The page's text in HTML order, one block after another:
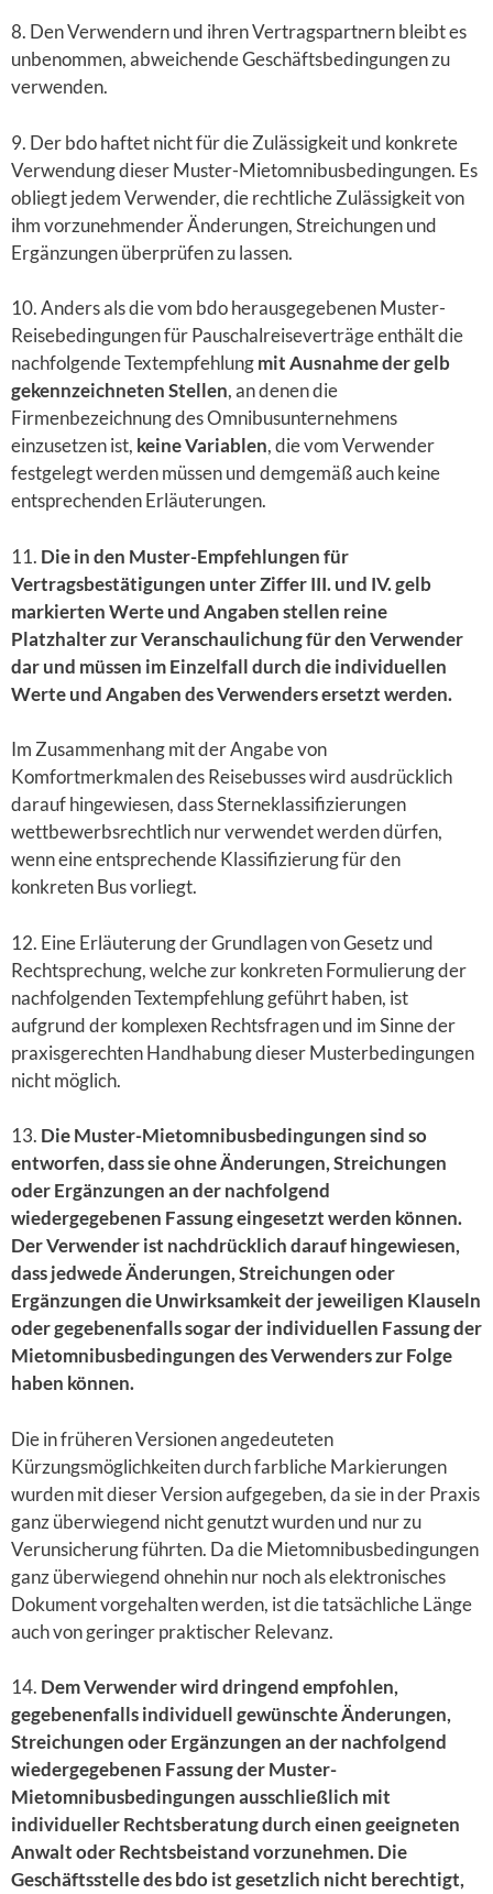
8. Den Verwendern und ihren Vertragspartnern bleibt es
unbenommen, abweichende Geschäftsbedingungen zu
verwenden.
9. Der bdo haftet nicht für die Zulässigkeit und konkrete
Verwendung dieser Muster-Mietomnibusbedingungen. Es
obliegt jedem Verwender, die rechtliche Zulässigkeit von
ihm vorzunehmender Änderungen, Streichungen und
Ergänzungen überprüfen zu lassen.
10. Anders als die vom bdo herausgegebenen Muster-
Reisebedingungen für Pauschalreiseverträge enthält die
nachfolgende Textempfehlungmit Ausnahme der gelb
gekennzeichneten Stellen, an denen die
Firmenbezeichnung des Omnibusunternehmens
einzusetzen ist, keine Variablen, die vom Verwender
festgelegt werden müssen und demgemäß auch keine
entsprechenden Erläuterungen.
11. Die in den Muster-Empfehlungen für
Vertragsbestätigungen unter Ziffer III. und IV. gelb
markierten Werte und Angaben stellen reine
Platzhalter zur Veranschaulichung für den Verwender
dar und müssen im Einzelfall durch die individuellen
Werte und Angaben des Verwenders ersetzt werden.
Im Zusammenhang mit der Angabe von
Komfortmerkmalen des Reisebusses wird ausdrücklich
darauf hingewiesen, dass Sterneklassifizierungen
wettbewerbsrechtlich nur verwendet werden dürfen,
wenn eine entsprechende Klassifizierung für den
konkreten Bus vorliegt.
12. Eine Erläuterung der Grundlagen von Gesetz und
Rechtsprechung, welche zur konkreten Formulierung der
nachfolgenden Textempfehlung geführt haben, ist
aufgrund der komplexen Rechtsfragen und im Sinne der
praxisgerechten Handhabung dieser Musterbedingungen
nicht möglich.
13. Die Muster-Mietomnibusbedingungen sind so
entworfen, dass sie ohne Änderungen, Streichungen
oder Ergänzungen an der nachfolgend
wiedergegebenen Fassung eingesetzt werden können.
Der Verwender ist nachdrücklich darauf hingewiesen,
dass jedwede Änderungen, Streichungen oder
Ergänzungen die Unwirksamkeit der jeweiligen Klauseln
oder gegebenenfalls sogar der individuellen Fassung der
Mietomnibusbedingungen des Verwenders zur Folge
haben können.
Die in früheren Versionen angedeuteten
Kürzungsmöglichkeiten durch farbliche Markierungen
wurden mit dieser Version aufgegeben, da sie in der Praxis
ganz überwiegend nicht genutzt wurden und nur zu
Verunsicherung führten. Da die Mietomnibusbedingungen
ganz überwiegend ohnehin nur noch als elektronisches
Dokument vorgehalten werden, ist die tatsächliche Länge
auch von geringer praktischer Relevanz.
14. Dem Verwender wird dringend empfohlen,
gegebenenfalls individuell gewünschte Änderungen,
Streichungen oder Ergänzungen an der nachfolgend
wiedergegebenen Fassung der Muster-
Mietomnibusbedingungen ausschließlich mit
individueller Rechtsberatung durch einen geeigneten
Anwalt oder Rechtsbeistand vorzunehmen. Die
Geschäftsstelle des bdo ist gesetzlich nicht berechtigt,